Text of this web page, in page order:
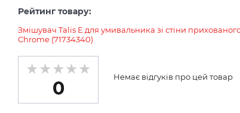
Рейтинг товару:
Змішувач Talis E для умивальника зі стіни
Chrome (71734340)
0
Немає відгуків про цей товар